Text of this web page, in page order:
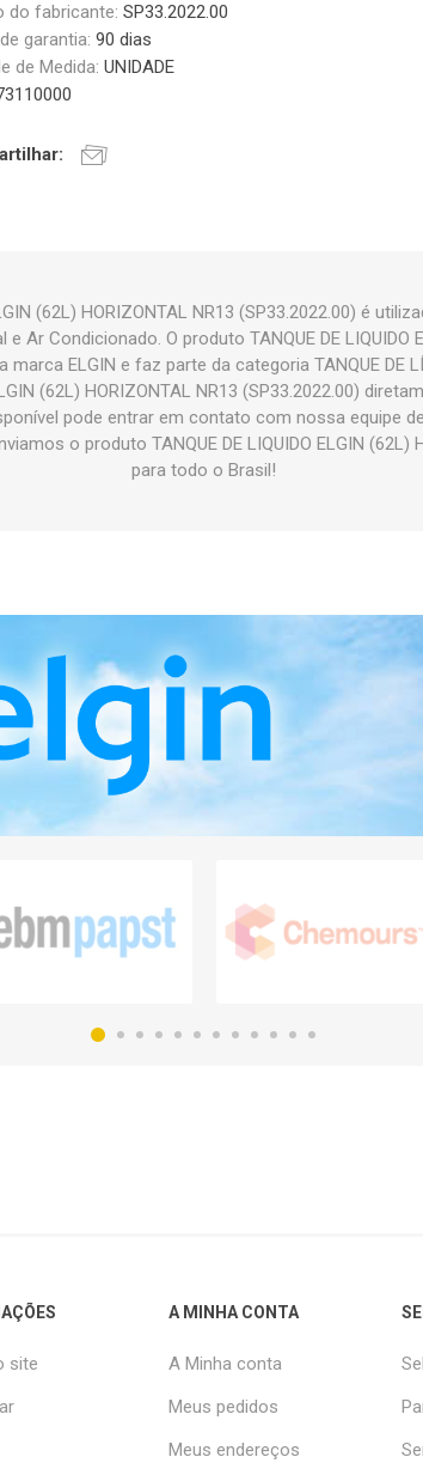
do fabricante: SP33.2022.00
garantia:90 dias
de Medida:UNIDADE
(62L) HORIZONTAL NR13 (SP33.2022.00) é
Ar Condicionado. O produto TANQUE DE LIQUIDO
ELGIN e faz parte da categoria TANQUE DE
(62L) HORIZONTAL NR13 (SP33.2022.00)
pode entrar em contato com nossa equipe
o produto TANQUE DE LIQUIDO ELGIN (62L)
para todo o Brasil!
site
A MINHA CONTA
A Minha conta
Meus pedidos
Meus endereços